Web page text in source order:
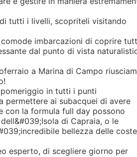
tutti i livelli, scopriteli visitando
imbarcazioni di coprire
dal punto di vista
a Marina di Campo
in tutti i punti
permettere ai subacquei di avere
con la formula full day possono
di Capraia, o le
bellezza delle coste
esperto, di scegliere giorno per